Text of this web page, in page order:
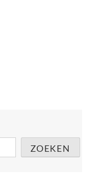
ZOEKEN